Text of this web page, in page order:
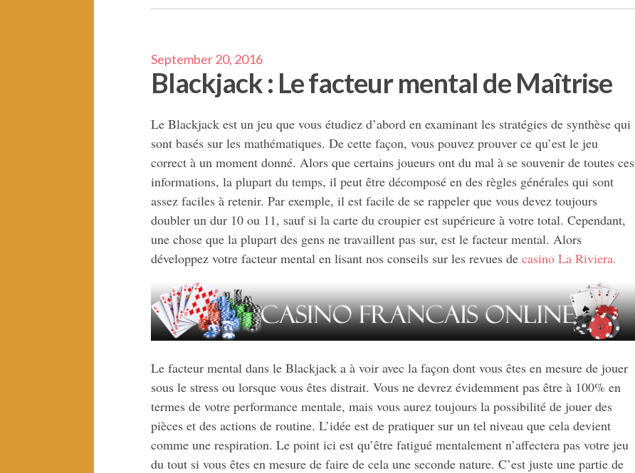
September 20, 2016
Blackjack : Le facteur mental de Maîtrise
Le Blackjack est un jeu que vous étudiez d’abord en examinant les stratégies de synthèse qui
sont basés sur les mathématiques. De cette façon, vous pouvez prouver ce qu’est le jeu
correct à un moment donné. Alors que certains joueurs ont du mal à se souvenir de toutes ces
informations, la plupart du temps, il peut être décomposé en des règles générales qui sont
assez faciles à retenir. Par exemple, il est facile de se rappeler que vous devez toujours
doubler un dur 10 ou 11, sauf si la carte du croupier est supérieure à votre total. Cependant,
une chose que la plupart des gens ne travaillent pas sur, est le facteur mental. Alors
développez votre facteur mental en lisant nos conseils sur les revues de casino La Riviera.
Le facteur mental dans le Blackjack a à voir avec la façon dont vous êtes en mesure de jouer
sous le stress ou lorsque vous êtes distrait. Vous ne devrez évidemment pas être à 100% en
termes de votre performance mentale, mais vous aurez toujours la possibilité de jouer des
pièces et des actions de routine. L’idée est de pratiquer sur un tel niveau que cela devient
comme une respiration. Le point ici est qu’être fatigué mentalement n’affectera pas votre jeu
du tout si vous êtes en mesure de faire de cela une seconde nature. C’est juste une partie de